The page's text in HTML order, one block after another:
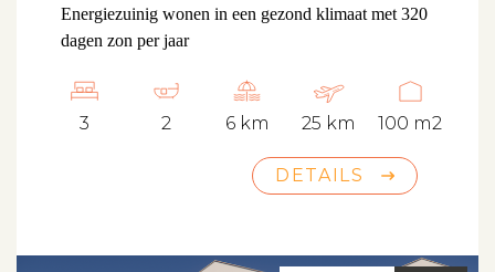
Energiezuinig wonen in een gezond klimaat met 320
dagen zon per jaar
3 2 6 km 25 km 100 m2
DETAILS